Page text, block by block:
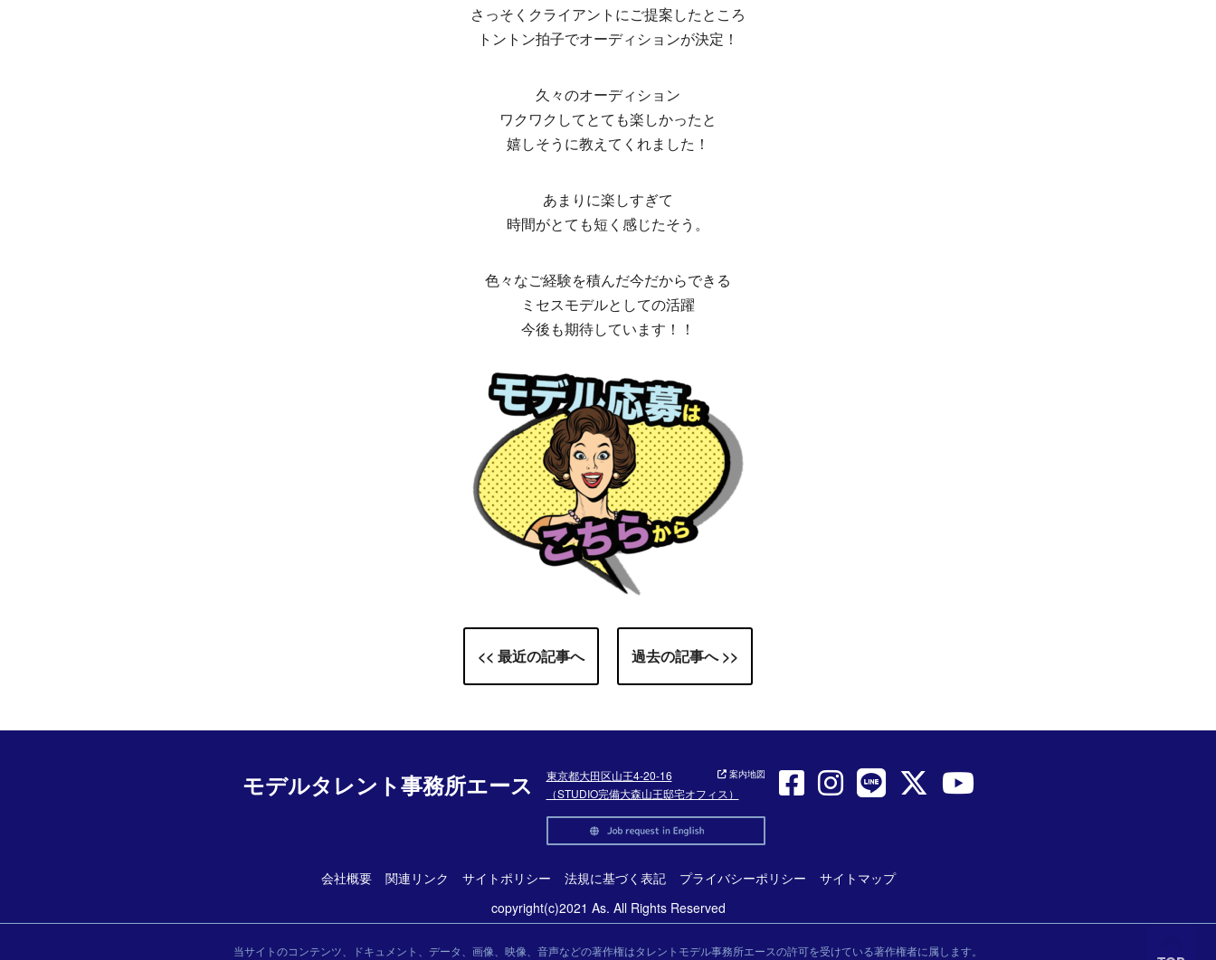
さっそくクライアントにご提案したところ
トントン拍子でオーディションが決定！
久々のオーディション
ワクワクしてとても楽しかったと
嬉しそうに教えてくれました！
あまりに楽しすぎて
時間がとても短く感じたそう。
色々なご経験を積んだ今だからできる
ミセスモデルとしての活躍
今後も期待しています！！
<< 最近の記事へ 過去の記事へ >>
モデルタレント事務所エース
東京都大田区山王4-20-16
（STUDIO完備大森山王邸宅オフィス）
案内地図
会社概要 関連リンク サイトポリシー 法規に基づく表記 プライバシーポリシー
サイトマップ
copyright(c)2021 As. All Rights Reserved
当サイトのコンテンツ、ドキュメント、データ、画像、映像、音声などの著作権はタレントモデル事務所エースの許可を受けている著作権者に属します。